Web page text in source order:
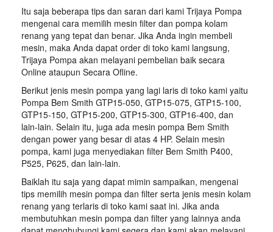
Itu saja beberapa tips dan saran dari kami Trijaya Pompa
mengenai cara memilih mesin filter dan pompa kolam
renang yang tepat dan benar. Jika Anda ingin membeli
mesin, maka Anda dapat order di toko kami langsung,
Trijaya Pompa akan melayani pembelian baik secara
Online ataupun Secara Ofline.
Berikut jenis mesin pompa yang lagi laris di toko kami yaitu
Pompa Bem Smith GTP15-050, GTP15-075, GTP15-100,
GTP15-150, GTP15-200, GTP15-300, GTP16-400, dan
lain-lain. Selain itu, juga ada mesin pompa Bem Smith
dengan power yang besar di atas 4 HP. Selain mesin
pompa, kami juga menyediakan filter Bem Smith P400,
P525, P625, dan lain-lain.
Baiklah itu saja yang dapat mimin sampaikan, mengenai
tips memilih mesin pompa dan filter serta jenis mesin kolam
renang yang terlaris di toko kami saat ini. Jika anda
membutuhkan mesin pompa dan filter yang lainnya anda